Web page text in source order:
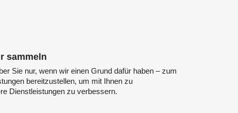
sammeln
Sie nur, wenn wir einen Grund dafür haben – zum
bereitzustellen, um mit Ihnen zu
Dienstleistungen zu verbessern.